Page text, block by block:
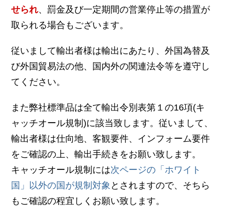
せられ、罰金及び一定期間の営業停止等の措置が
取られる場合もございます。
従いまして輸出者様は輸出にあたり、外国為替及
び外国貿易法の他、国内外の関連法令等を遵守し
てください。
また弊社標準品は全て輸出令別表第１の16項(キ
ャッチオール規制)に該当致します。従いまして、
輸出者様は仕向地、客観要件、インフォーム要件
をご確認の上、輸出手続きをお願い致します。
キャッチオール規制には次ページの「ホワイト
国」以外の国が規制対象 とされますので、そちら
もご確認の程宜しくお願い致します。